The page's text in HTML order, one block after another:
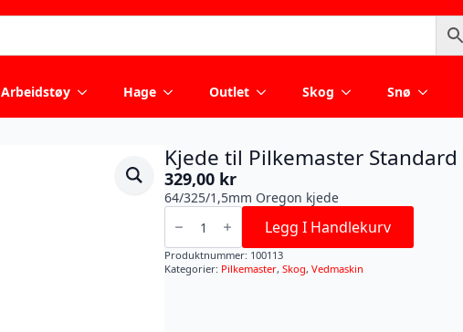
Arbeidstøy Hage Outlet Skog Snø
Kjede til Pilkemaster Standard
329,00 kr
64/325/1,5mm Oregon kjede
Kjede
Pilkemaster
Standard
antall
Legg I Handlekurv
Produktnummer: 100113
Kategorier: Pilkemaster, Skog, Vedmaskin